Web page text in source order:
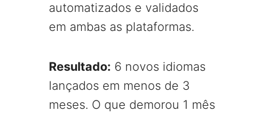
automatizados e validados
em ambas as plataformas.
Resultado: 6 novos idiomas
lançados em menos de 3
meses. O que demorou 1 mês